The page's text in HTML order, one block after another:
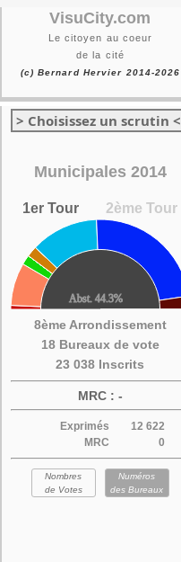
VisuCity.com
Le citoyen au coeur
de la cité
(c) Bernard Hervier 2014-2026
> Choisissez un scrutin <
Municipales 2014
1er Tour 2ème Tour
8ème Arrondissement
18 Bureaux de vote
23 038 Inscrits
MRC : -
Exprimés
12 622
MRC
0
Nombres
de Votes
Numéros
des Bureaux